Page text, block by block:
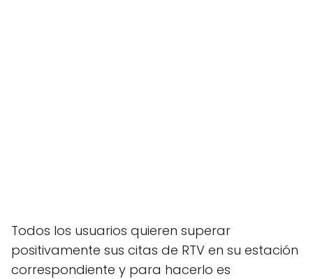
Todos los usuarios quieren superar
positivamente sus citas de RTV en su estación
correspondiente y para hacerlo es